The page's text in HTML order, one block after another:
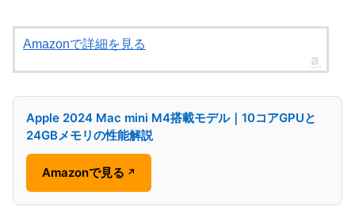
Amazonで詳細を見る
Apple 2024 Mac mini M4搭載モデル｜10コアGPUと
24GBメモリの性能解説
Amazonで見る ↗